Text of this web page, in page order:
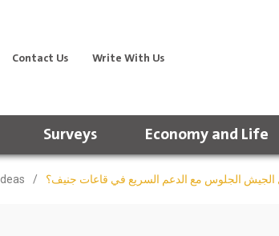
Contact Us Write With Us
Surveys Economy and Life
Ideas / الجلوس مع الدعم السريع في قاعات جنيف؟